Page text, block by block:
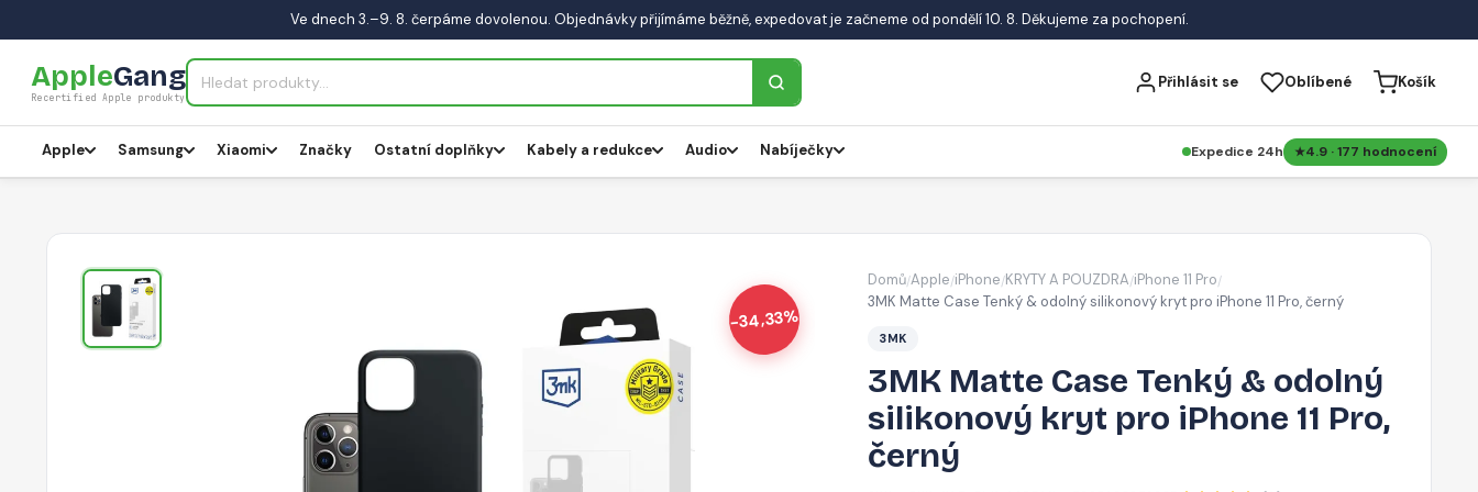
Ve dnech 3.–9. 8. čerpáme dovolenou. Objednávky přijímáme běžně, expedovat je začneme od pondělí 10. 8. Děkujeme za pochopení.
AppleGang
Recertified Apple produkty
Přihlásit se Oblíbené Košík
Apple Samsung Xiaomi Značky Ostatní doplňky Kabely a redukce Audio Nabíječky Expedice 24h 4.9 · 177 hodnocení
-34,33%
Domů/Apple/iPhone/KRYTY A POUZDRA/iPhone 11 Pro/
3MK Matte Case Tenký & odolný silikonový kryt pro iPhone 11 Pro, černý
3MK
3MK Matte Case Tenký & odolný
silikonový kryt pro iPhone 11 Pro,
černý